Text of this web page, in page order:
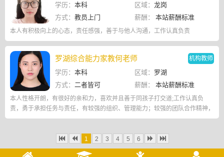
学历： 本科 区域： 龙岗
方式： 教员上门 薪酬： 本站薪酬标准
本人有积极向上的心态，责任感强，善于与他人沟通，工作认真负责
罗湖综合能力家教何老师 机构教师
学历： 本科 区域： 罗湖
方式： 二者皆可 薪酬： 本站薪酬标准
本⼈性格开朗，有很好的亲和⼒，喜欢并且善于同孩⼦打交道;⼯作认真负
责，勇于承担任务与责任，有较强的组织、管理能⼒；较强的团队合作精神，
善于和同事学⽣合作，发现学⽣的优势，因材施教；具备良好的综合素质。
1 2 3 4 5 6